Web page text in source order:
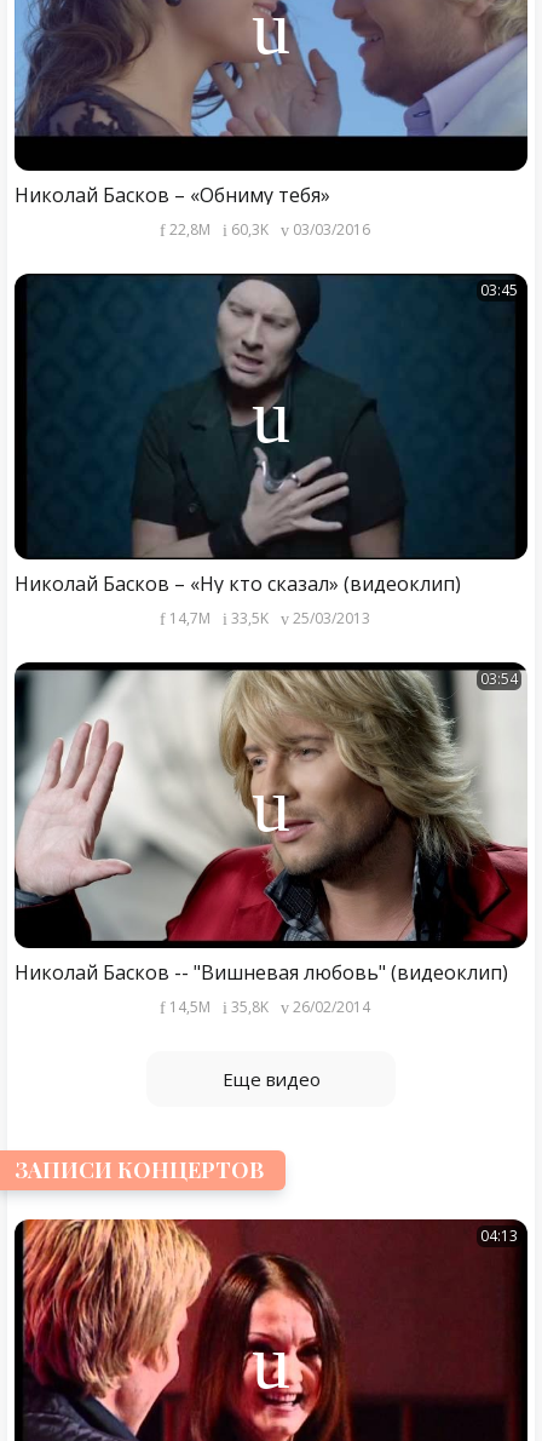
Николай Басков – «Обниму тебя»
22,8M 60,3K 03/03/2016
03:45
Николай Басков – «Ну кто сказал» (видеоклип)
14,7M 33,5K 25/03/2013
03:54
Николай Басков -- "Вишневая любовь" (видеоклип)
14,5M 35,8K 26/02/2014
Еще видео
ЗАПИСИ КОНЦЕРТОВ
04:13